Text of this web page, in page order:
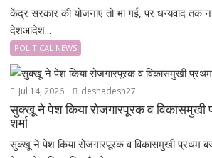
केंद्र सरकार की योजनाएं तो भा गई, पर धन्यवाद तक
देशआदेश...
POLITICAL NEWS
Jul 14, 2026 deshadesh27
सुक्खू ने पेश किया रोजगारपूरक व विकासमुखी
शर्मा
सुक्खू ने पेश किया रोजगारपूरक व विकासमुखी प्रथम